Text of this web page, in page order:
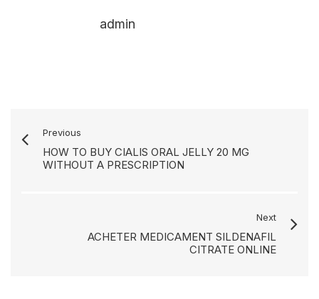
admin
Previous
HOW TO BUY CIALIS ORAL JELLY 20 MG
WITHOUT A PRESCRIPTION
Next
ACHETER MEDICAMENT SILDENAFIL
CITRATE ONLINE